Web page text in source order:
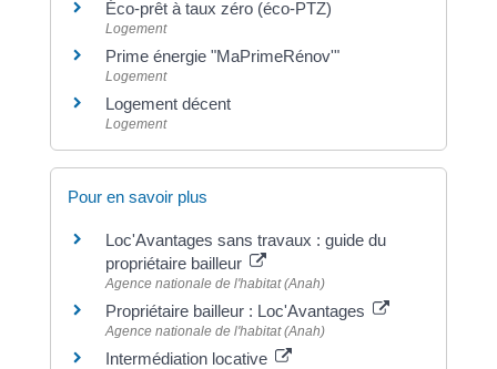
Éco-prêt à taux zéro (éco-PTZ)
Logement
Prime énergie "MaPrimeRénov'"
Logement
Logement décent
Logement
Pour en savoir plus
Loc'Avantages sans travaux : guide du
propriétaire bailleur
Agence nationale de l'habitat (Anah)
Propriétaire bailleur : Loc'Avantages
Agence nationale de l'habitat (Anah)
Intermédiation locative